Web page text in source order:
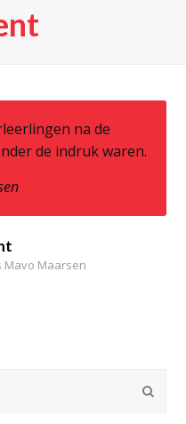
na de
de indruk waren.
Mavo Maarsen